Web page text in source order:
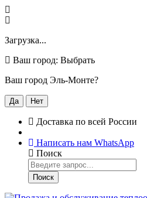
Загрузка...
Ваш город: Выбрать
Ваш город Эль-Монте?
Да Нет
Доставка по всей России
Написать нам WhatsApp
Поиск
Поиск